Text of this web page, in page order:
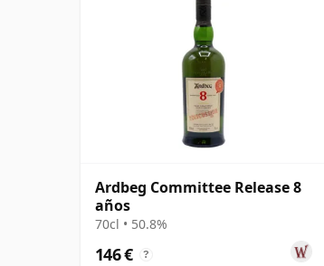
Ardbeg Committee Release 8
años
70cl • 50.8%
146 € ?